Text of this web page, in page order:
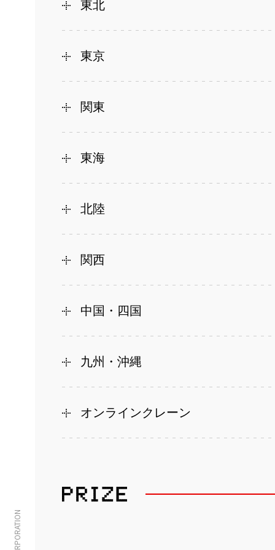
東北
東京
関東
東海
北陸
関西
中国・四国
九州・沖縄
オンラインクレーン